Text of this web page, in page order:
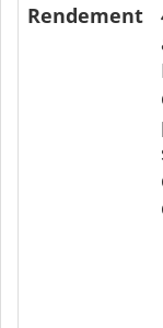
Rendement